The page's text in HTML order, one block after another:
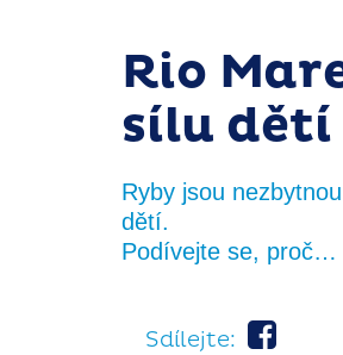
Rio
sílu dětí
Ryby jsou
dětí.
Podívejte se, proč…
Sdílejte: